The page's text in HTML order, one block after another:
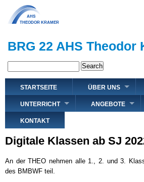
zum
Inhalt
BRG 22 AHS Theodor
Hauptnavigation
STARTSEITE ÜBER UNS
UNTERRICHT ANGEBOTE
KONTAKT
Digitale Klassen ab SJ
An der THEO nehmen alle 1., 2. und 3.
des BMBWF teil.